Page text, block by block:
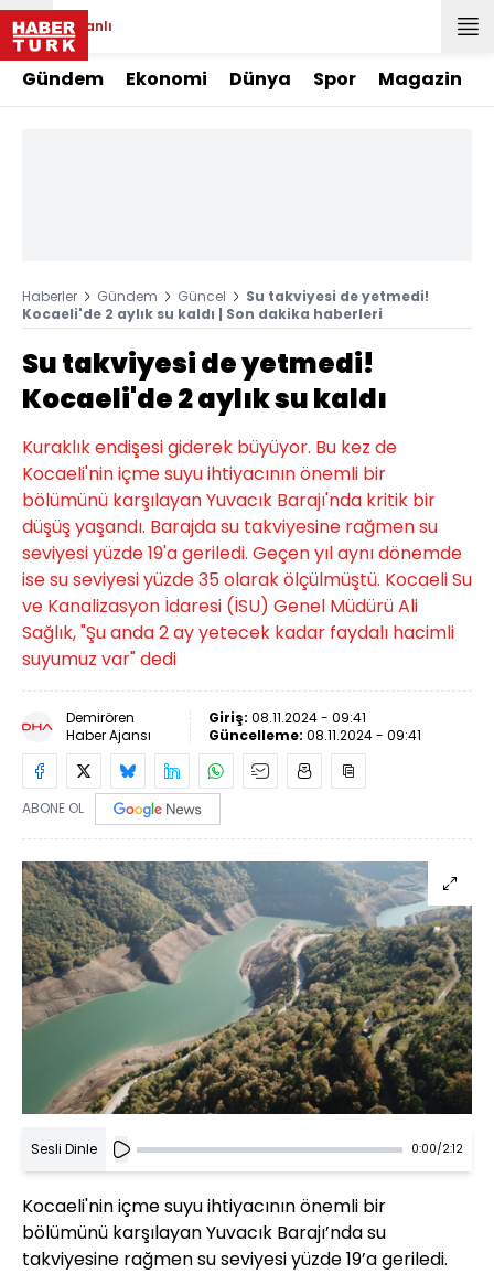
Canlı
Gündem Ekonomi Dünya Spor Magazin
Haberler Gündem Güncel
Su takviyesi de yetmedi!
Kocaeli'de 2 aylık su kaldı | Son dakika haberleri
Su takviyesi de yetmedi!
Kocaeli'de 2 aylık su kaldı
Kuraklık endişesi giderek büyüyor. Bu kez de
Kocaeli'nin içme suyu ihtiyacının önemli bir
bölümünü karşılayan Yuvacık Barajı'nda kritik bir
düşüş yaşandı. Barajda su takviyesine rağmen su
seviyesi yüzde 19'a geriledi. Geçen yıl aynı dönemde
ise su seviyesi yüzde 35 olarak ölçülmüştü. Kocaeli Su
ve Kanalizasyon İdaresi (İSU) Genel Müdürü Ali
Sağlık, "Şu anda 2 ay yetecek kadar faydalı hacimli
suyumuz var" dedi
Demirören
Haber Ajansı
Giriş: 08.11.2024 - 09:41
Güncelleme: 08.11.2024 - 09:41
ABONE OL
Sesli Dinle 0:00/2:12
Kocaeli'nin içme suyu ihtiyacının önemli bir
bölümünü karşılayan Yuvacık Barajı’nda su
takviyesine rağmen su seviyesi yüzde 19’a geriledi.